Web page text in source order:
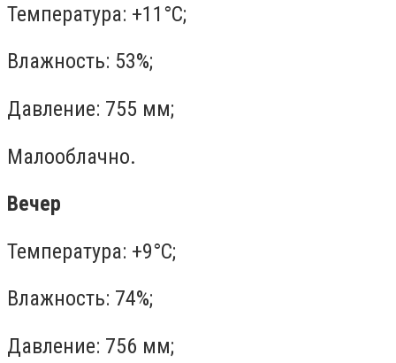
Температура: +11°C;
Влажность: 53%;
Давление: 755 мм;
Малооблачно.
Вечер
Температура: +9°C;
Влажность: 74%;
Давление: 756 мм;